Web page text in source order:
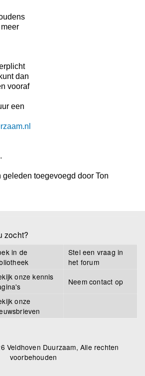
dan
vooraf
een
geleden toegevoegd door Ton
zocht?
in de
Stel een vraag in
het forum
onze kennis
Neem contact op
onze
Veldhoven Duurzaam, Alle rechten
voorbehouden